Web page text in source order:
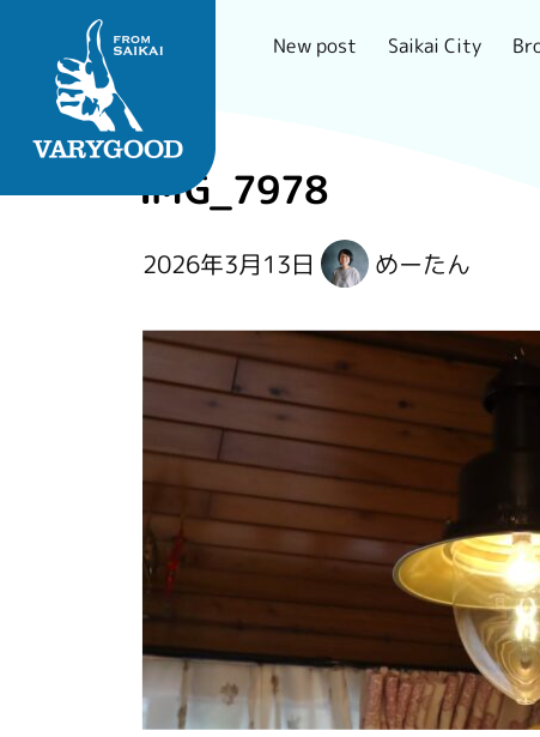
New post Saikai City
IMG_7978
2026年3月13日 めーたん